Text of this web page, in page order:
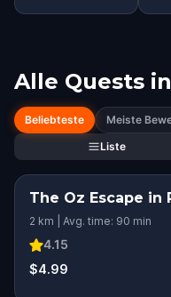
Alle Quests in
Beliebteste Meiste
Liste
The Oz Escape in
2 km | Avg. time: 90 min
4.15
$4.99